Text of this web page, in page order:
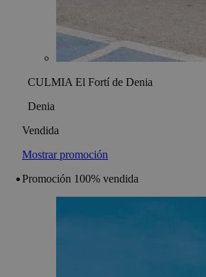
CULMIA El Fortí de Denia
Denia
Vendida
Mostrar promoción
Promoción 100% vendida